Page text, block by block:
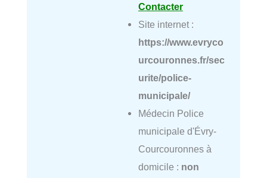
Contacter
Site internet :
https://www.evryco
urcouronnes.fr/sec
urite/police-
municipale/
Médecin Police
municipale d'Évry-
Courcouronnes à
domicile : non